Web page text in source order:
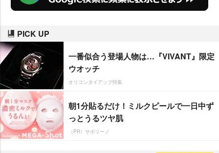
ると「結構やってるよ。170時間
も、レベル99のボスキャラには勝
てないね」と、20年以上“ドラク
エ”に携わってきたとあってゲーマ
ーぶりを発揮していた。
PICK UP
一番似合う登場人物は…『VIVANT』限定
ウオッチ
オリコンタイアップ特集
朝1分貼るだけ！ミルクピールで一日中ず
っとうるツヤ肌
（PR）サボリーノ